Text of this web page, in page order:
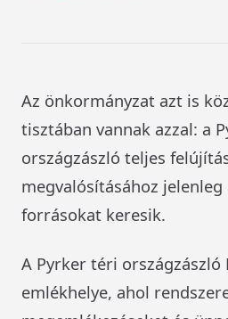
Az önkormányzat azt is
tisztában vannak azzal: a
országzászló teljes
megvalósításához jelenleg
forrásokat keresik.
A Pyrker téri
emlékhelye, ahol